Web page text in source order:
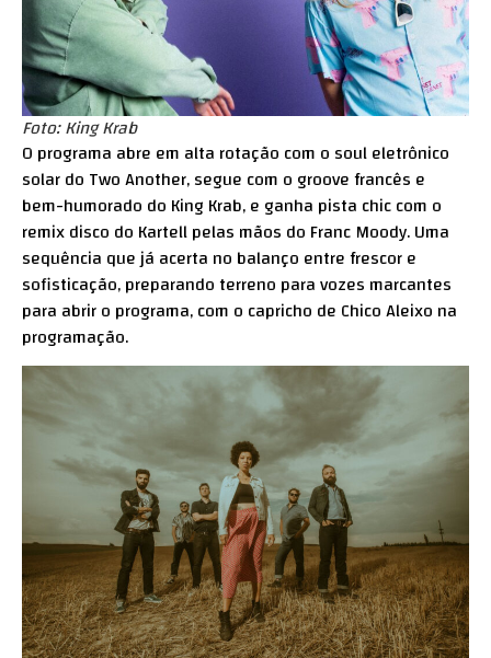
Foto: King Krab
O programa abre em alta rotação com o soul eletrônico
solar do Two Another, segue com o groove francês e
bem-humorado do King Krab, e ganha pista chic com o
remix disco do Kartell pelas mãos do Franc Moody. Uma
sequência que já acerta no balanço entre frescor e
sofisticação, preparando terreno para vozes marcantes
para abrir o programa, com o capricho de Chico Aleixo na
programação.